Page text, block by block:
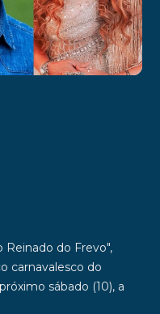
Reinado do Frevo",
carnavalesco do
sábado (10), a